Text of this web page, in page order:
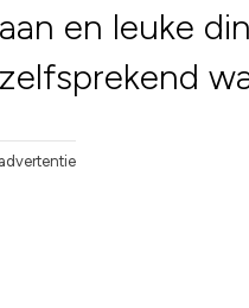
en leuke